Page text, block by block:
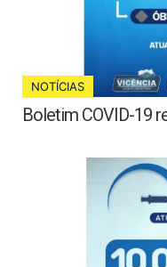
NOTÍCIAS
Boletim COVID-19